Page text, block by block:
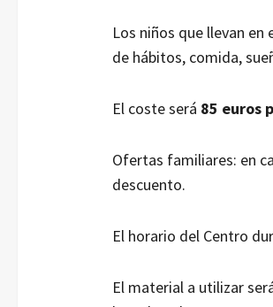
Los niños que llevan
de hábitos, comida,
El coste será 85 euros
Ofertas familiares: en
descuento.
El horario del Centro
El material a utilizar